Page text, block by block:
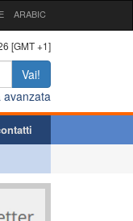
ARABIC
[GMT +1]
Vai!
avanzata